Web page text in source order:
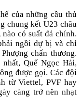
của những cầu thủ
chung kết U23 châu
có suất đá chính.
ngồi dự bị và chỉ
chấn thương.
Quế Ngọc Hải,
được gọi. Các đội
từ Viettel, PVF hay
càng trở nên nhạt